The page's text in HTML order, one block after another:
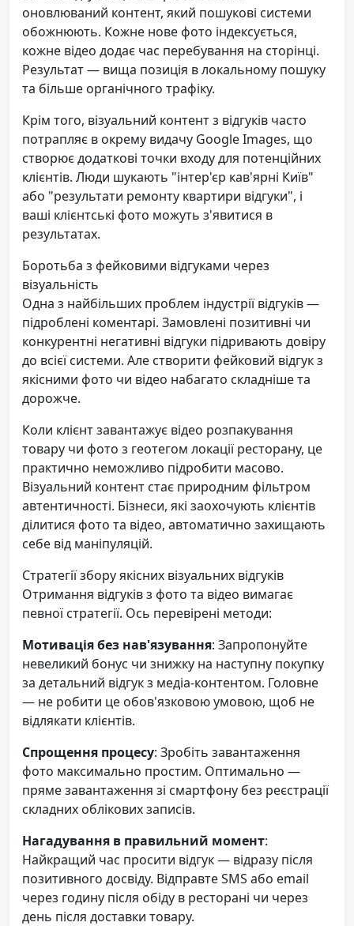
оновлюваний контент, який пошукові системи
обожнюють. Кожне нове фото індексується,
кожне відео додає час перебування на сторінці.
Результат — вища позиція в локальному пошуку
та більше органічного трафіку.
Крім того, візуальний контент з відгуків часто
потрапляє в окрему видачу Google Images, що
створює додаткові точки входу для потенційних
клієнтів. Люди шукають "інтер'єр кав'ярні Київ"
або "результати ремонту квартири відгуки", і
ваші клієнтські фото можуть з'явитися в
результатах.
Боротьба з фейковими відгуками через
візуальність
Одна з найбільших проблем індустрії відгуків —
підроблені коментарі. Замовлені позитивні чи
конкурентні негативні відгуки підривають довіру
до всієї системи. Але створити фейковий відгук з
якісними фото чи відео набагато складніше та
дорожче.
Коли клієнт завантажує відео розпакування
товару чи фото з геотегом локації ресторану, це
практично неможливо підробити масово.
Візуальний контент стає природним фільтром
автентичності. Бізнеси, які заохочують клієнтів
ділитися фото та відео, автоматично захищають
себе від маніпуляцій.
Стратегії збору якісних візуальних відгуків
Отримання відгуків з фото та відео вимагає
певної стратегії. Ось перевірені методи:
Мотивація без нав'язування: Запропонуйте
невеликий бонус чи знижку на наступну покупку
за детальний відгук з медіа-контентом. Головне
— не робити це обов'язковою умовою, щоб не
відлякати клієнтів.
Спрощення процесу: Зробіть завантаження
фото максимально простим. Оптимально —
пряме завантаження зі смартфону без реєстрації
складних облікових записів.
Нагадування в правильний момент:
Найкращий час просити відгук — відразу після
позитивного досвіду. Відправте SMS або email
через годину після обіду в ресторані чи через
день після доставки товару.